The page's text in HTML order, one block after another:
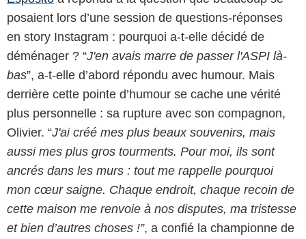
posaient lors d’une session de questions-réponses
en story Instagram : pourquoi a-t-elle décidé de
déménager ? “J'en avais marre de passer l'ASPI là-
bas”, a-t-elle d’abord répondu avec humour. Mais
derrière cette pointe d’humour se cache une vérité
plus personnelle : sa rupture avec son compagnon,
Olivier. “J'ai créé mes plus beaux souvenirs, mais
aussi mes plus gros tourments. Pour moi, ils sont
ancrés dans les murs : tout me rappelle pourquoi
mon cœur saigne. Chaque endroit, chaque recoin de
cette maison me renvoie à nos disputes, ma tristesse
et bien d’autres choses !”, a confié la championne de